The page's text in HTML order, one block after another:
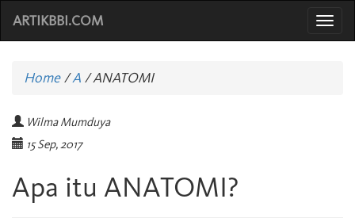
ARTIKBBI.COM
Home/A /ANATOMI
Wilma Mumduya
15 Sep, 2017
Apa itu ANATOMI?